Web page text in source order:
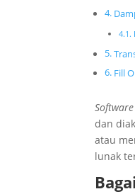
Fill
dan
atau
lunak